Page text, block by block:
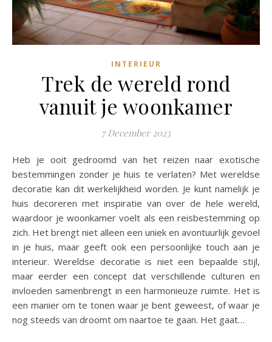
INTERIEUR
Trek de wereld rond
vanuit je woonkamer
7 December 2023
Heb je ooit gedroomd van het reizen naar exotische
bestemmingen zonder je huis te verlaten? Met wereldse
decoratie kan dit werkelijkheid worden. Je kunt namelijk je
huis decoreren met inspiratie van over de hele wereld,
waardoor je woonkamer voelt als een reisbestemming op
zich. Het brengt niet alleen een uniek en avontuurlijk gevoel
in je huis, maar geeft ook een persoonlijke touch aan je
interieur. Wereldse decoratie is niet een bepaalde stijl,
maar eerder een concept dat verschillende culturen en
invloeden samenbrengt in een harmonieuze ruimte. Het is
een manier om te tonen waar je bent geweest, of waar je
nog steeds van droomt om naartoe te gaan. Het gaat…